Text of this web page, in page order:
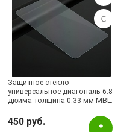
Защитное стекло
универсальное диагональ 6.8
дюйма толщина 0.33 мм MBL.
450 руб.